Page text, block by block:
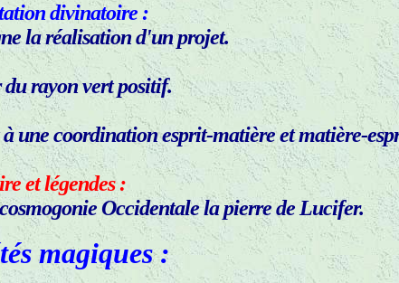
divinatoire :
la réalisation d'un projet.
rayon vert positif.
une coordination esprit-matière et matière-
et légendes :
Occidentale la pierre de Lucifer.
magiques :